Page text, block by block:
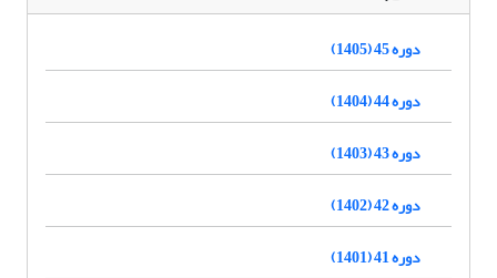
دوره 45 (1405)
دوره 44 (1404)
دوره 43 (1403)
دوره 42 (1402)
دوره 41 (1401)